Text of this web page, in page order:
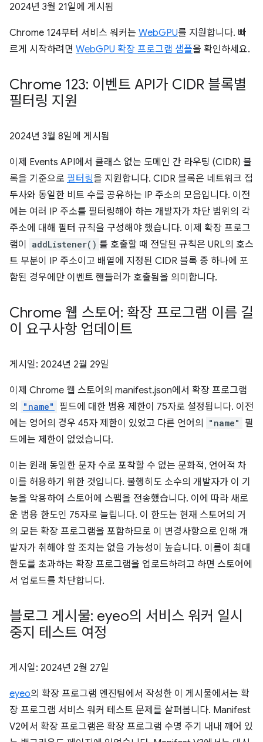
2024년 3월 21일에 게시됨
Chrome 124부터 서비스 워커는 WebGPU를 지원합니다. 빠
르게 시작하려면 WebGPU 확장 프로그램 샘플을 확인하세요.
Chrome 123: 이벤트 API가 CIDR 블록별
필터링 지원
2024년 3월 8일에 게시됨
이제 Events API에서 클래스 없는 도메인 간 라우팅 (CIDR) 블
록을 기준으로 필터링을 지원합니다. CIDR 블록은 네트워크 접
두사와 동일한 비트 수를 공유하는 IP 주소의 모음입니다. 이전
에는 여러 IP 주소를 필터링해야 하는 개발자가 차단 범위의 각
주소에 대해 필터 규칙을 구성해야 했습니다. 이제 확장 프로그
램이
addListener() 를 호출할 때 전달된 규칙은 URL의 호스
트 부분이 IP 주소이고 배열에 지정된 CIDR 블록 중 하나에 포
함된 경우에만 이벤트 핸들러가 호출됨을 의미합니다.
Chrome 웹 스토어: 확장 프로그램 이름 길
이 요구사항 업데이트
게시일: 2024년 2월 29일
이제 Chrome 웹 스토어의 manifest.json에서 확장 프로그램
의
"name"
필드에 대한 범용 제한이 75자로 설정됩니다. 이전
에는 영어의 경우 45자 제한이 있었고 다른 언어의
"name"
필
드에는 제한이 없었습니다.
이는 원래 동일한 문자 수로 포착할 수 없는 문화적, 언어적 차
이를 허용하기 위한 것입니다. 불행히도 소수의 개발자가 이 기
능을 악용하여 스토어에 스팸을 전송했습니다. 이에 따라 새로
운 범용 한도인 75자로 늘립니다. 이 한도는 현재 스토어의 거
의 모든 확장 프로그램을 포함하므로 이 변경사항으로 인해 개
발자가 취해야 할 조치는 없을 가능성이 높습니다. 이름이 최대
한도를 초과하는 확장 프로그램을 업로드하려고 하면 스토어에
서 업로드를 차단합니다.
블로그 게시물: eyeo의 서비스 워커 일시
중지 테스트 여정
게시일: 2024년 2월 27일
eyeo의 확장 프로그램 엔진팀에서 작성한 이 게시물에서는 확
장 프로그램 서비스 워커 테스트 문제를 살펴봅니다. Manifest
V2에서 확장 프로그램은 확장 프로그램 수명 주기 내내 깨어 있